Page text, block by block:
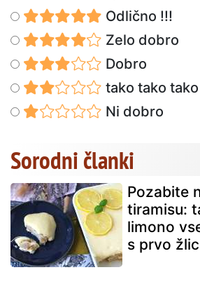
Odlično !!!
Zelo dobro
Dobro
tako tako tako
Ni dobro
Sorodni članki
Pozabite
tiramisu:
limono
s prvo